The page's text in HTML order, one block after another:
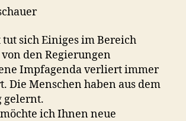
sich Einiges im Bereich
den Regierungen
Impfagenda verliert immer
Die Menschen haben aus dem
gelernt.
ich Ihnen neue